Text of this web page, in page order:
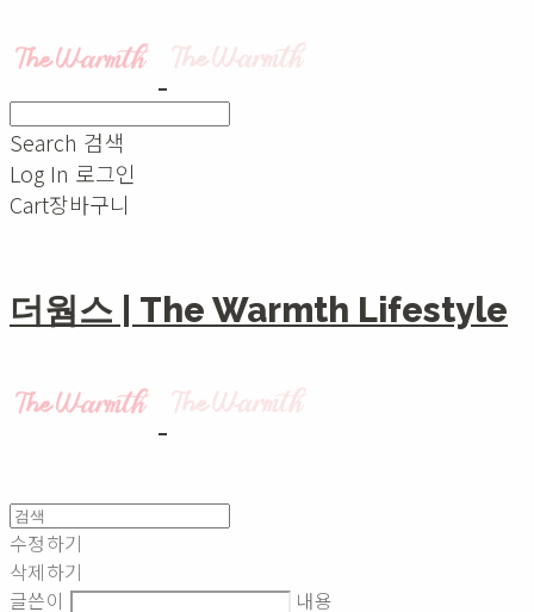
Search 검색
Log In 로그인
Cart장바구니
더웜스 | The Warmth Lifestyle
수정하기
삭제하기
글쓴이
내용